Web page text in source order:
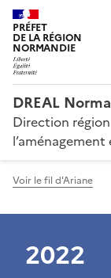
PRÉFET
DE LA RÉGION
NORMANDIE
DREAL
Direction
Voir le fil d'Ariane
2022